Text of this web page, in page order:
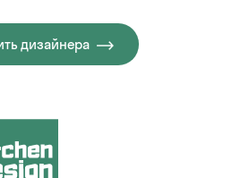
дизайнера